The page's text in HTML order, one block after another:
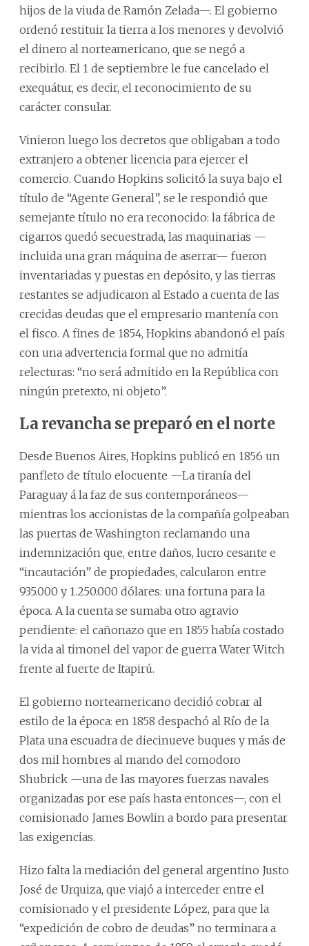
hijos de la viuda de Ramón Zelada—. El gobierno
ordenó restituir la tierra a los menores y devolvió
el dinero al norteamericano, que se negó a
recibirlo. El 1 de septiembre le fue cancelado el
exequátur, es decir, el reconocimiento de su
carácter consular.
Vinieron luego los decretos que obligaban a todo
extranjero a obtener licencia para ejercer el
comercio. Cuando Hopkins solicitó la suya bajo el
título de “Agente General”, se le respondió que
semejante título no era reconocido: la fábrica de
cigarros quedó secuestrada, las maquinarias —
incluida una gran máquina de aserrar— fueron
inventariadas y puestas en depósito, y las tierras
restantes se adjudicaron al Estado a cuenta de las
crecidas deudas que el empresario mantenía con
el fisco. A fines de 1854, Hopkins abandonó el país
con una advertencia formal que no admitía
relecturas: “no será admitido en la República con
ningún pretexto, ni objeto”.
La revancha se preparó en el norte
Desde Buenos Aires, Hopkins publicó en 1856 un
panfleto de título elocuente —La tiranía del
Paraguay á la faz de sus contemporáneos—
mientras los accionistas de la compañía golpeaban
las puertas de Washington reclamando una
indemnización que, entre daños, lucro cesante e
“incautación” de propiedades, calcularon entre
935.000 y 1.250.000 dólares: una fortuna para la
época. A la cuenta se sumaba otro agravio
pendiente: el cañonazo que en 1855 había costado
la vida al timonel del vapor de guerra Water Witch
frente al fuerte de Itapirú.
El gobierno norteamericano decidió cobrar al
estilo de la época: en 1858 despachó al Río de la
Plata una escuadra de diecinueve buques y más de
dos mil hombres al mando del comodoro
Shubrick —una de las mayores fuerzas navales
organizadas por ese país hasta entonces—, con el
comisionado James Bowlin a bordo para presentar
las exigencias.
Hizo falta la mediación del general argentino Justo
José de Urquiza, que viajó a interceder entre el
comisionado y el presidente López, para que la
“expedición de cobro de deudas” no terminara a